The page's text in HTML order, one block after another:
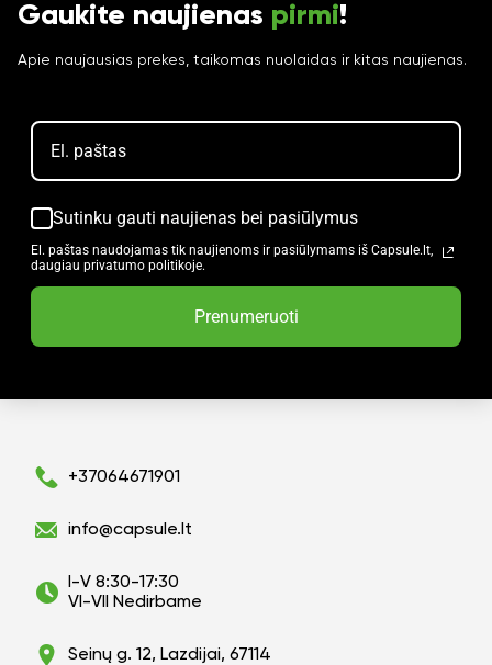
Gaukite naujienas pirmi!
Apie naujausias prekes, taikomas nuolaidas ir kitas naujienas.
Sutinku gauti naujienas bei pasiūlymus
El. paštas naudojamas tik naujienoms ir pasiūlymams iš Capsule.lt,
daugiau privatumo politikoje.
Prenumeruoti
+37064671901
info@capsule.lt
I-V 8:30-17:30
VI-VII Nedirbame
Seinų g. 12, Lazdijai, 67114